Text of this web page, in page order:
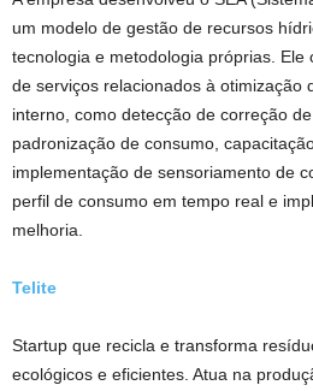
um modelo de gestão de recursos
tecnologia e metodologia próprias. Ele
de serviços relacionados à otimização
interno, como detecção de correção
padronização de consumo,
implementação de sensoriamento de
perfil de consumo em tempo real e
melhoria.
Telite
Startup que recicla e transforma
ecológicos e eficientes. Atua na